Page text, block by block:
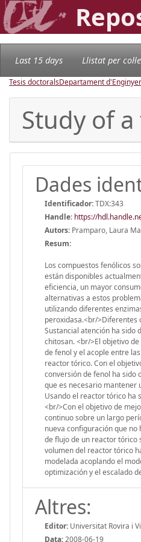
Last 15 days Llistat per
Tesis doctoralsDepartament
Study of
Dades
Identificador:TDX:343
Handle: https://
Autors: Pramparo, Laura
Resum:
Los compuestos fenólicos
están disponibles
eficiencia, un mayor
alternativas a estos
utilizando diferentes
peroxidasa.<br/>Diferentes
Sustancial atención ha sido
chitosan. <br/>El objetivo
de fenol y el acople entre
reactor tórico. Con el
conversión de fenol ha sido
que es necesario mantener
Usando el reactor tórico ha
<br/>Con el objetivo de
continuo sobre un largo
nueva configuración que
de flujo de un reactor tórico
volumen del reactor tórico
modelada acoplando el
optimización y el escalado
Altres:
Editor: Universitat Rovira i
Data:2008-06-19